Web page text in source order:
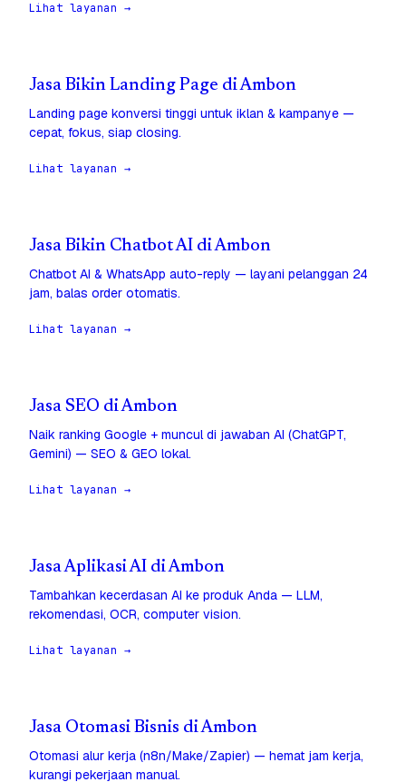
Lihat layanan →
Jasa Bikin Landing Page di Ambon
Landing page konversi tinggi untuk iklan & kampanye —
cepat, fokus, siap closing.
Lihat layanan →
Jasa Bikin Chatbot AI di Ambon
Chatbot AI & WhatsApp auto-reply — layani pelanggan 24
jam, balas order otomatis.
Lihat layanan →
Jasa SEO di Ambon
Naik ranking Google + muncul di jawaban AI (ChatGPT,
Gemini) — SEO & GEO lokal.
Lihat layanan →
Jasa Aplikasi AI di Ambon
Tambahkan kecerdasan AI ke produk Anda — LLM,
rekomendasi, OCR, computer vision.
Lihat layanan →
Jasa Otomasi Bisnis di Ambon
Otomasi alur kerja (n8n/Make/Zapier) — hemat jam kerja,
kurangi pekerjaan manual.